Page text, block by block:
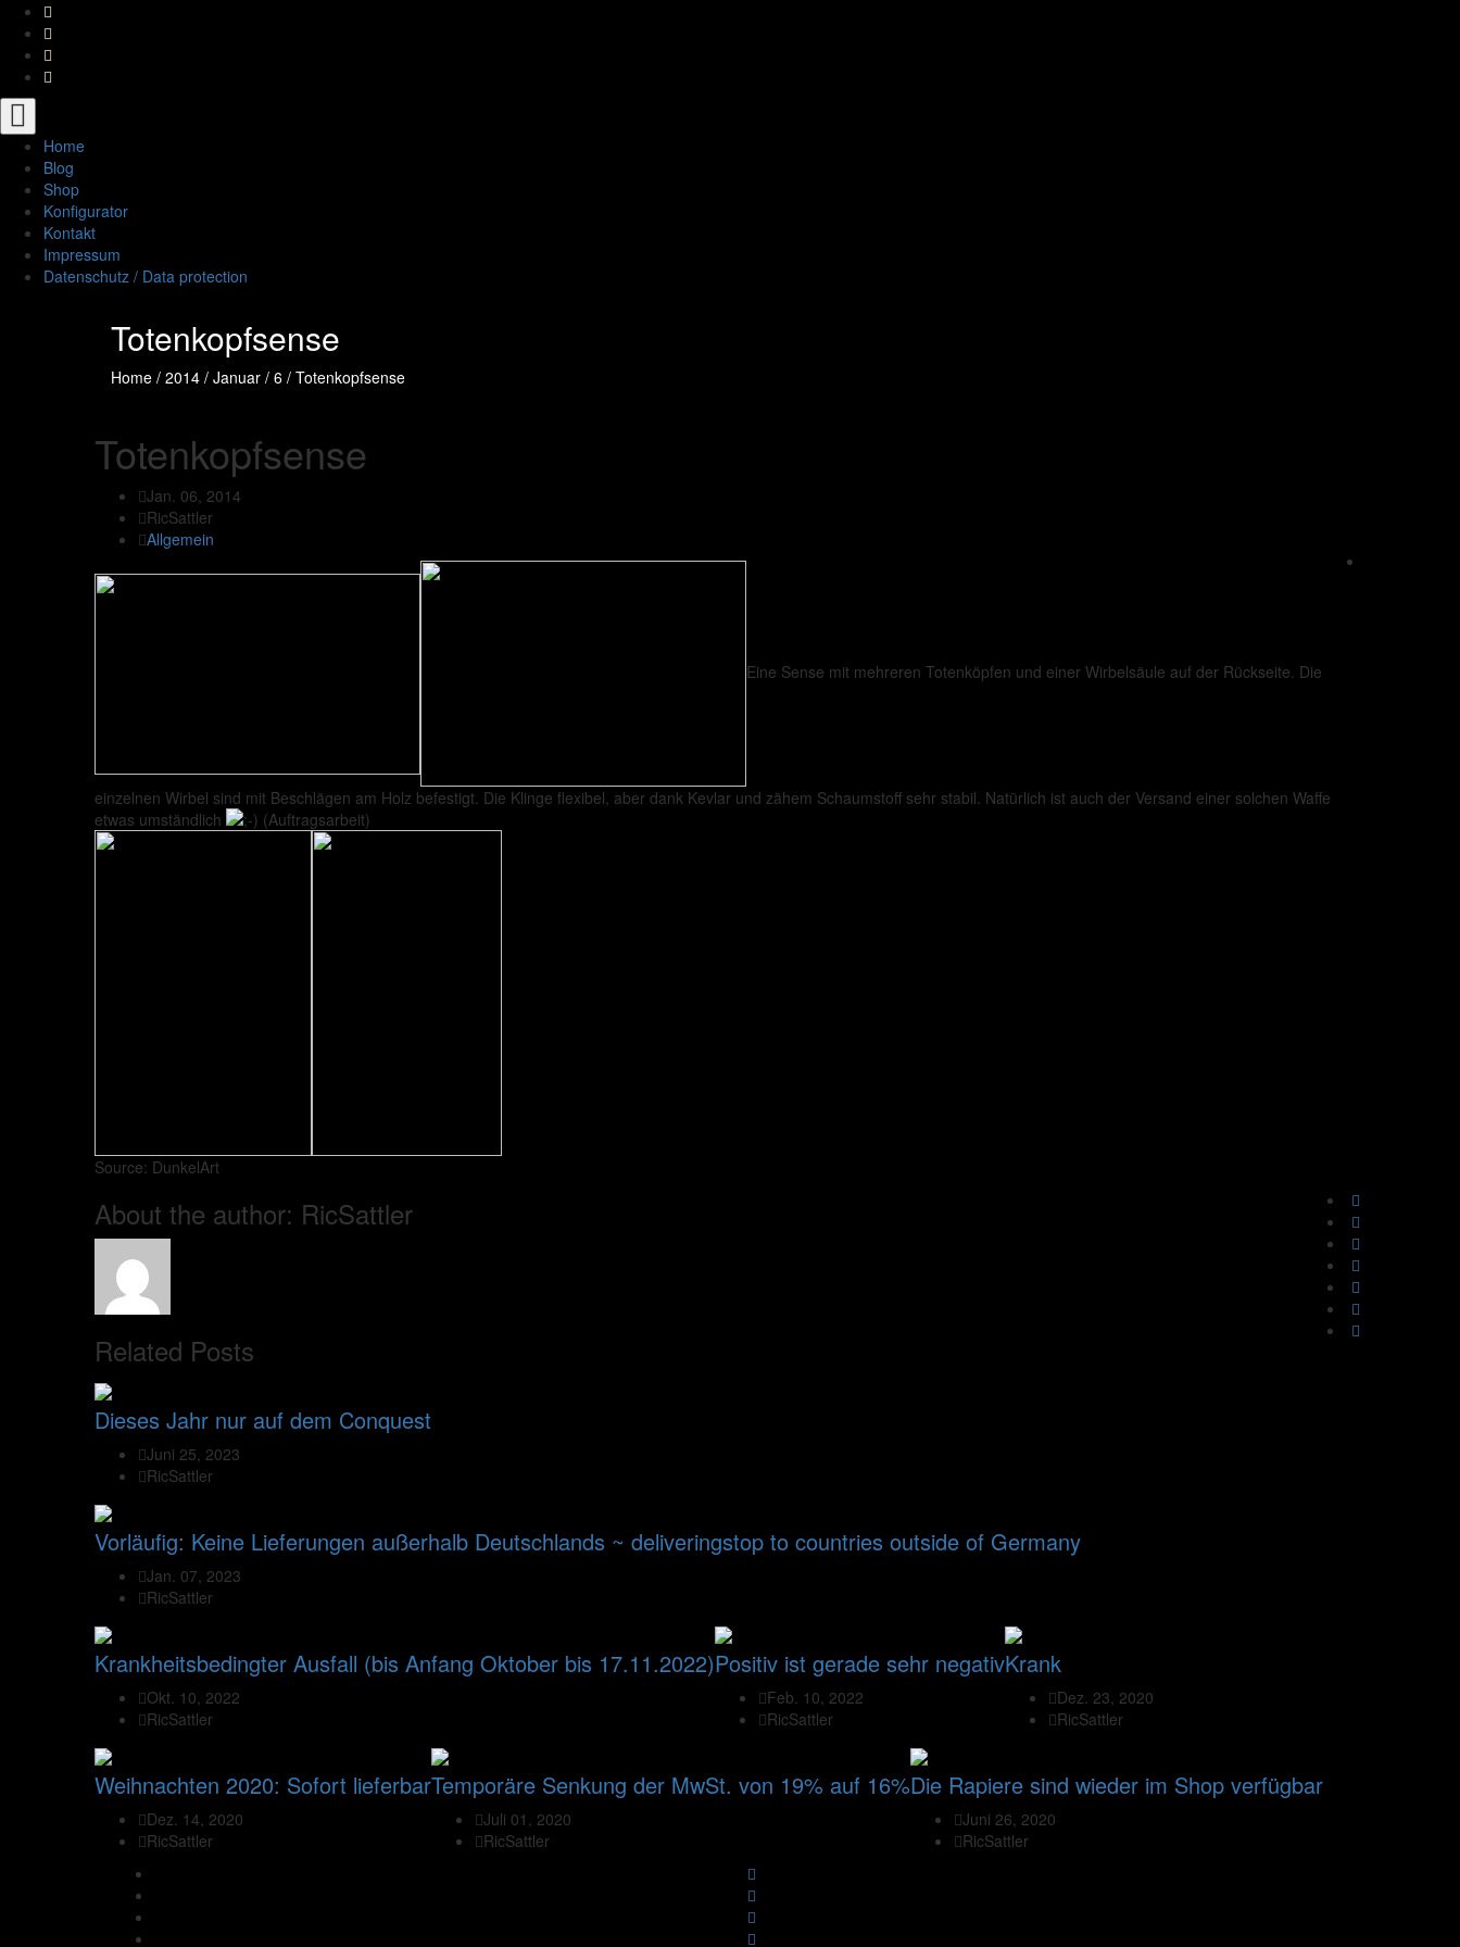
Toggle
navigation
Home
Blog
Shop
Konfigurator
Kontakt
Impressum
Datenschutz / Data protection
Totenkopfsense
Home / 2014 / Januar / 6 / Totenkopfsense
Totenkopfsense
Jan. 06, 2014
RicSattler
Allgemein
Eine Sense mit mehreren Totenköpfen und einer Wirbelsäule auf der Rückseite. Die
einzelnen Wirbel sind mit Beschlägen am Holz befestigt. Die Klinge flexibel, aber dank Kevlar und zähem Schaumstoff sehr stabil. Natürlich ist auch der Versand einer solchen Waffe
etwas umständlich
(Auftragsarbeit)
Source: DunkelArt
About the author: RicSattler
Related Posts
Dieses Jahr nur auf dem Conquest
Juni 25, 2023
RicSattler
Vorläufig: Keine Lieferungen außerhalb Deutschlands ~ deliveringstop to countries outside of Germany
Jan. 07, 2023
RicSattler
Krankheitsbedingter Ausfall (bis Anfang Oktober bis 17.11.2022)
Okt. 10, 2022
RicSattler
Positiv ist gerade sehr negativ
Feb. 10, 2022
RicSattler
Krank
Dez. 23, 2020
RicSattler
Weihnachten 2020: Sofort lieferbar
Dez. 14, 2020
RicSattler
Temporäre Senkung der MwSt. von 19% auf 16%
Juli 01, 2020
RicSattler
Die Rapiere sind wieder im Shop verfügbar
Juni 26, 2020
RicSattler